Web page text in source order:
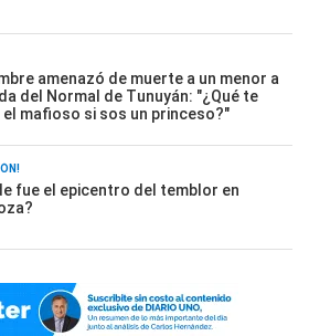
amenazó de muerte a un menor a
del Normal de Tunuyán: "¿Qué te
el mafioso si sos un princeso?"
fue el epicentro del temblor en